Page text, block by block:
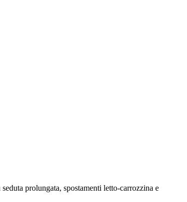
prolungata, spostamenti letto-carrozzina e